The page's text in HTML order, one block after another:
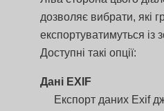
дозволяє вибрати, які
експортуватимуться із
Доступні такі опції:
Дані EXIF
Експорт даних Exif